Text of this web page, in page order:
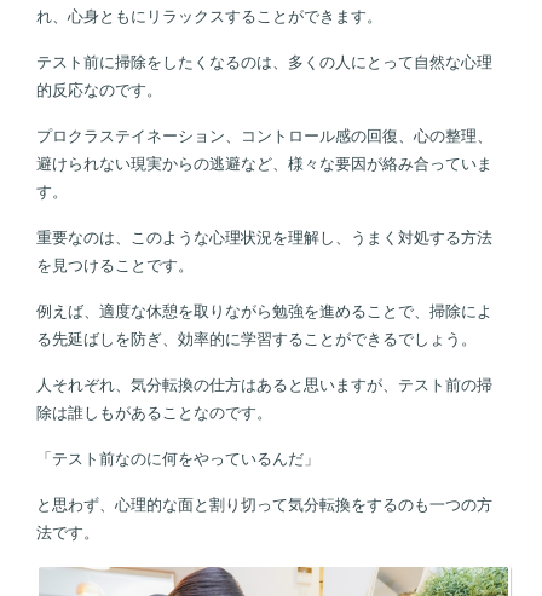
れ、心身ともにリラックスすることができます。
テスト前に掃除をしたくなるのは、多くの人にとって自然な心理
的反応なのです。
プロクラステイネーション、コントロール感の回復、心の整理、
避けられない現実からの逃避など、様々な要因が絡み合っていま
す。
重要なのは、このような心理状況を理解し、うまく対処する方法
を見つけることです。
例えば、適度な休憩を取りながら勉強を進めることで、掃除によ
る先延ばしを防ぎ、効率的に学習することができるでしょう。
人それぞれ、気分転換の仕方はあると思いますが、テスト前の掃
除は誰しもがあることなのです。
「テスト前なのに何をやっているんだ」
と思わず、心理的な面と割り切って気分転換をするのも一つの方
法です。